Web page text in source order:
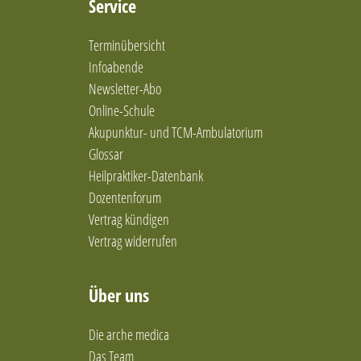
Ernährung nach den 5 Elementen
Ernährungsberatung / Darmgesundheit
Ernährungsberatung nach Metabolic Balance
Ernährungsberatung und mikrobiologische
Therapie (Darmgesundheit)
Ernährungstherapie
Ernährungstherapie / Gewichtsregulation
Ernährungstherapie/Gewichtsregulation
Familienaufstellung in Einzelsitzung
Feldenkrais-Methode
Frauengesundheit und Coaching
Fußreflexzonentherapie
ganzheitliche Physiotherapie
Psychotherapie
Geistige Behandlungsmethoden
Service
Terminübersicht
Infoabende
Newsletter-Abo
Online-Schule
Akupunktur- und TCM-Ambulatorium
Glossar
Heilpraktiker-Datenbank
Dozentenforum
Vertrag kündigen
Vertrag widerrufen
Über uns
Die arche medica
Das Team